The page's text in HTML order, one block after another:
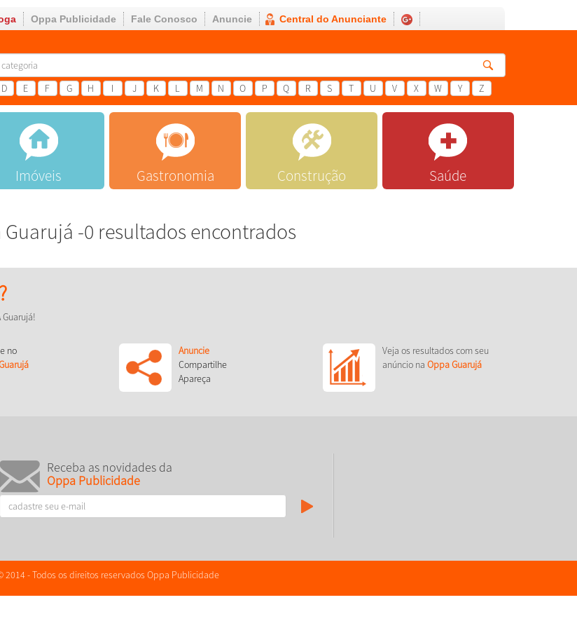
Oppa Publicidade Fale Conosco Anuncie Central do Anunciante
D E F G H I J K L M N O P Q R S T U V X W Y Z
Imóveis Gastronomia Construção Saúde
Guarujá -0 resultados encontrados
no
Anuncie
Compartilhe
Apareça
Veja os resultados com seu
anúncio na Oppa Guarujá
Receba as novidades da
Oppa Publicidade
2014 - Todos os direitos reservados Oppa Publicidade